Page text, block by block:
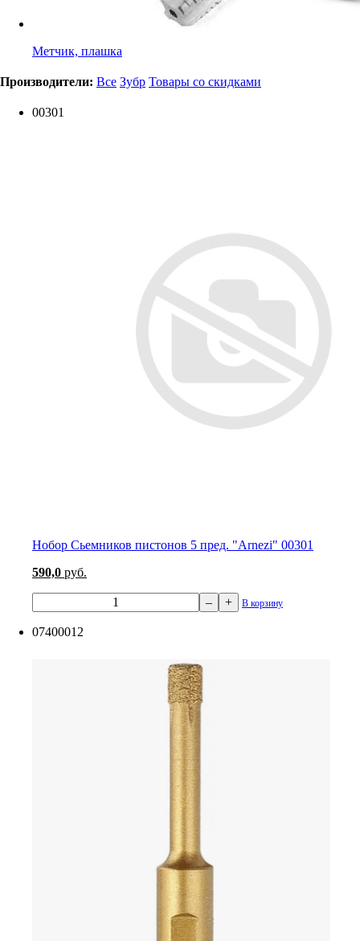
Метчик, плашка
Производители: Все Зубр Товары со скидками
00301
Нобор Сьемников пистонов 5 пред. "Arnezi" 00301
590,0 руб.
– + В корзину
07400012